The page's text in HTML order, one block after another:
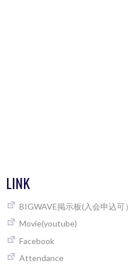
LINK
BIGWAVE掲示板(入会申込可）
Movie(youtube)
Facebook
Attendance